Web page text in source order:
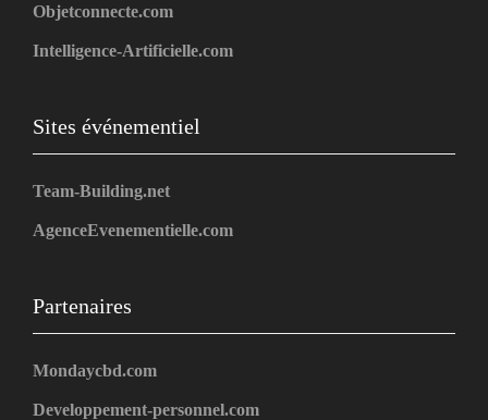
Objetconnecte.com
Intelligence-Artificielle.com
Sites événementiel
Team-Building.net
AgenceEvenementielle.com
Partenaires
Mondaycbd.com
Developpement-personnel.com